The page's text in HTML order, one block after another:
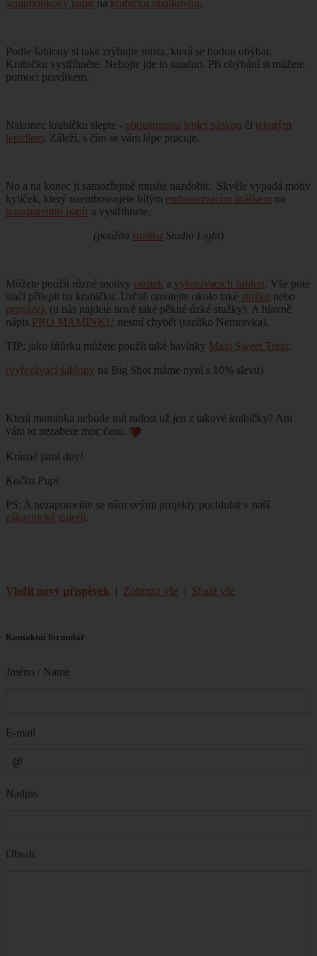
scrapbookový papír na krabičku obálkovou.
Podle šablony si také zrýhujte místa, která se budou ohýbat.
Krabičku vystříhněte. Nebojte jde to snadno. Při ohýbání si můžete
pomoci pravítkem.
Nakonec krabičku slepte - oboustranou lepící páskou či tekutým
lepidlem. Záleží, s čím se vám lépe pracuje.
No a na konec ji samozřejmě musíte nazdobit. Skvěle vypadá motiv
kytiček, který naembossujete bílým embossovacím práškem na
transparentní papír a vystřihnete.
(použitá razítka Studio Light)
Můžete použít různé motivy razítek a vyřezávacích šablon. Vše poté
stačí přilepit na krabičku. Určitě omotejte okolo také stužku nebo
provázek (u nás najdete nově také pěkné úzké stužky). A hlavně
nápis PRO MAMINKU nesmí chybět (razítko Nemravka).
TIP: jako šňůrku můžete použít také bavlnky Maxi Sweet Treat.
(vyřezávací šablony na Big Shot máme nyní s 10% slevu)
Která maminka nebude mít radost už jen z takové krabičky? Ani
vám to nezabere moc času.
Krásné jarní dny!
Kačka Pupi
PS: A nezapomeňte se nám svými projekty pochlubit v naší
zákaznické galerii.
Vložit nový příspěvek | Zobrazit vše | Sbalit vše
Kontaktní formulář
Jméno / Name
E-mail
Nadpis
Obsah